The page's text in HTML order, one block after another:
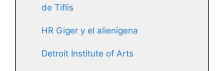
de Tiflis
HR Giger y el alienígena
Detroit Institute of Arts